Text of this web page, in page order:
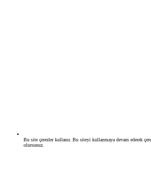
Bu site çerezler kullanır. Bu siteyi kullanmaya devam ederek
olursunuz.